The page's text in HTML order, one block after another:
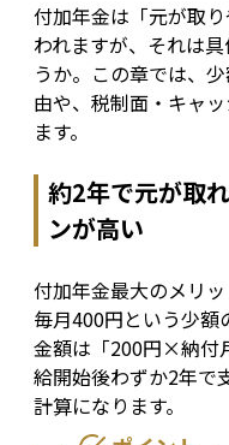
付加年金は「元が取
われますが、それは
うか。この章では、
由や、税制面・キャ
ます。
約2年で元が取
ンが高い
付加年金最大のメリ
毎月400円という少額
金額は「200円×納付
給開始後わずか2年で
計算になります。